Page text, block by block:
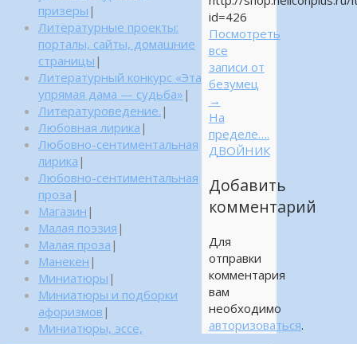
id=426
Посмотреть
все
записи от
безумец
→
На
пределе….
ДВОЙНИК
Добавить
комментарий
Для
отправки
комментария
вам
необходимо
авторизоваться.
призеры |
Литературные проекты:
порталы, сайты, домашние
страницы |
Литературный конкурс «Эта
упрямая дама — судьба» |
Литературоведение. |
Любовная лирика |
Любовно-сентиментальная
лирика |
Любовно-сентиментальная
проза |
Магазин |
Малая поэзия |
Малая проза |
Манекен |
Миниатюры |
Миниатюры и подборки
афоризмов |
Миниатюры, эссе,